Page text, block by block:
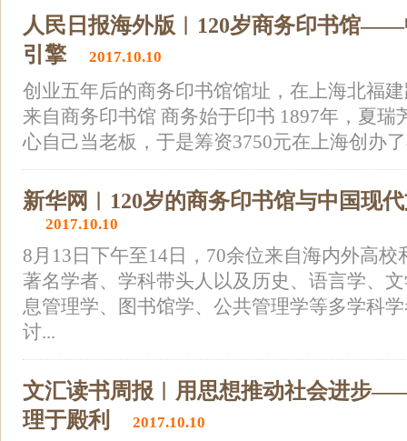
人民日报海外版︱120岁商务印书馆
引擎
2017.10.10
创业五年后的商务印书馆馆址，在上海北福
来自商务印书馆 商务始于印书 1897年，夏瑞
心自己当老板，于是筹资3750元在上海创办
新华网︱120岁的商务印书馆与中国现
2017.10.10
8月13日下午至14日，70余位来自海内外高
著名学者、学科带头人以及历史、语言学、
息管理学、图书馆学、公共管理学等多学科
讨...
文汇读书周报︱用思想推动社会进步
理于殿利
2017.10.10